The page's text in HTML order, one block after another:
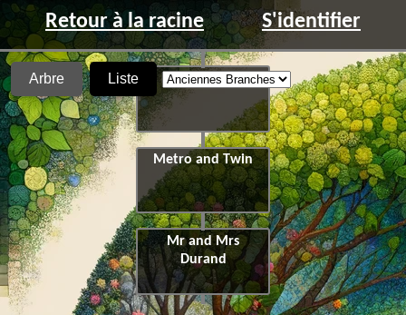
Retour à la racine S'identifier
Arbre Liste Hide and Sick
Metro and Twin
Mr and Mrs
Durand